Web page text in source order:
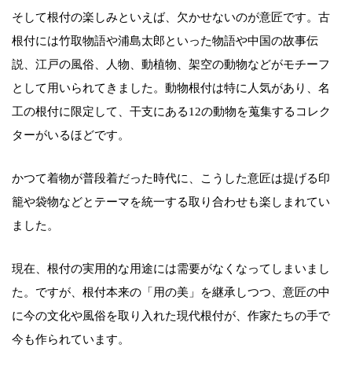
そして根付の楽しみといえば、欠かせないのが意匠です。古
根付には竹取物語や浦島太郎といった物語や中国の故事伝
説、江戸の風俗、人物、動植物、架空の動物などがモチーフ
として用いられてきました。動物根付は特に人気があり、名
工の根付に限定して、干支にある12の動物を蒐集するコレク
ターがいるほどです。
かつて着物が普段着だった時代に、こうした意匠は提げる印
籠や袋物などとテーマを統一する取り合わせも楽しまれてい
ました。
現在、根付の実用的な用途には需要がなくなってしまいまし
た。ですが、根付本来の「用の美」を継承しつつ、意匠の中
に今の文化や風俗を取り入れた現代根付が、作家たちの手で
今も作られています。